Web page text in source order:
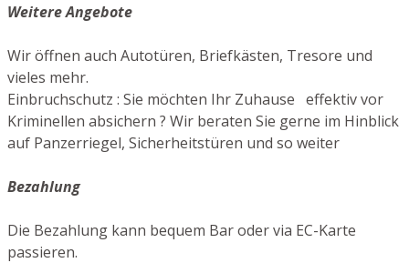
Weitere Angebote
Wir öffnen auch Autotüren, Briefkästen, Tresore und
vieles mehr.
Einbruchschutz : Sie möchten Ihr Zuhause effektiv vor
Kriminellen absichern ? Wir beraten Sie gerne im Hinblick
auf Panzerriegel, Sicherheitstüren und so weiter
Bezahlung
Die Bezahlung kann bequem Bar oder via EC-Karte
passieren.